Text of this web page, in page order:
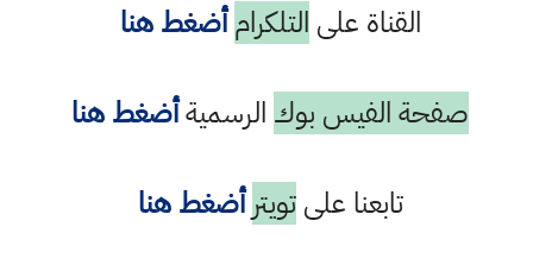
القناة على التلكرام أضغط هنا
صفحة الفيس بوك الرسميةأضغط هنا
تابعنا علىتويتر أضغط هنا